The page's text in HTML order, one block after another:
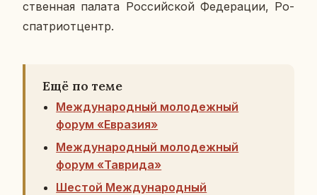
ствен­ная палата Рос­сий­ской Фе­де­ра­ции, Ро­
спат­ри­от­центр.
Ещё по теме
Международный молодежный
форум «Евразия»
Международный молодежный
форум «Таврида»
Шестой Международный